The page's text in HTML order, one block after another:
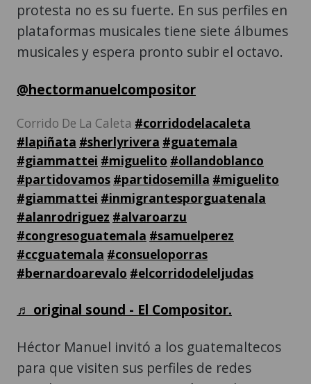
protesta no es su fuerte. En sus perfiles en
plataformas musicales tiene siete álbumes
musicales y espera pronto subir el octavo.
@hectormanuelcompositor
Corrido De La Caleta #corridodelacaleta
#lapiñata #sherlyrivera #guatemala
#giammattei #miguelito #ollandoblanco
#partidovamos #partidosemilla #miguelito
#giammattei #inmigrantesporguatenala
#alanrodriguez #alvaroarzu
#congresoguatemala #samuelperez
#ccguatemala #consueloporras
#bernardoarevalo #elcorridodeleljudas
♬ original sound - El Compositor.
Héctor Manuel invitó a los guatemaltecos
para que visiten sus perfiles de redes